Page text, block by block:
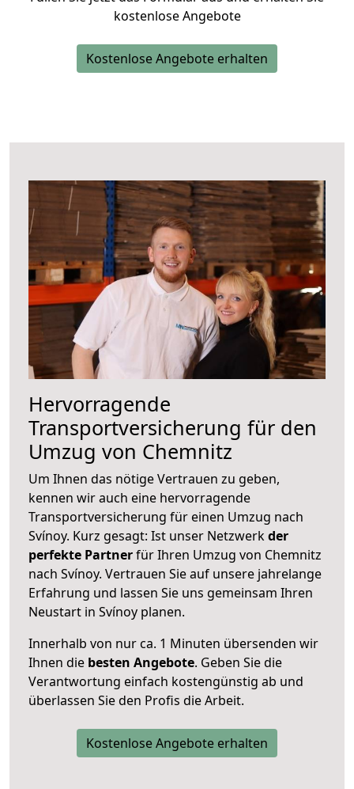
kostenlose Angebote
Kostenlose Angebote erhalten
Hervorragende
Transportversicherung für den
Umzug von Chemnitz
Um Ihnen das nötige Vertrauen zu geben,
kennen wir auch eine hervorragende
Transportversicherung für einen Umzug nach
Svínoy. Kurz gesagt: Ist unser Netzwerkder
perfekte Partnerfür Ihren Umzug von Chemnitz
nach Svínoy. Vertrauen Sie auf unsere jahrelange
Erfahrung und lassen Sie uns gemeinsam Ihren
Neustart in Svínoy planen.
Innerhalb von nur ca. 1 Minuten übersenden wir
Ihnen die besten Angebote. Geben Sie die
Verantwortung einfach kostengünstig ab und
überlassen Sie den Profis die Arbeit.
Kostenlose Angebote erhalten